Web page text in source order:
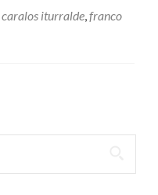
caralos iturralde,franco